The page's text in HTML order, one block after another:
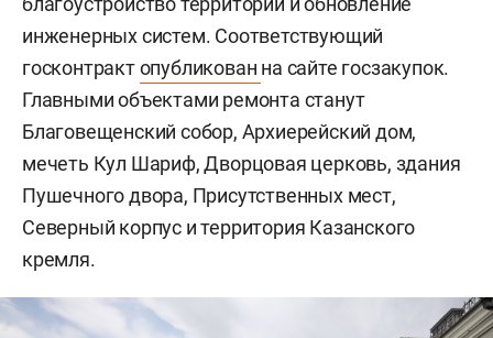
инженерных систем. Соответствующий
госконтрактопубликован на сайте госзакупок.
Главными объектами ремонта станут
Благовещенский собор, Архиерейский дом,
мечеть Кул Шариф, Дворцовая церковь, здания
Пушечного двора, Присутственных мест,
Северный корпус и территория Казанского
кремля.